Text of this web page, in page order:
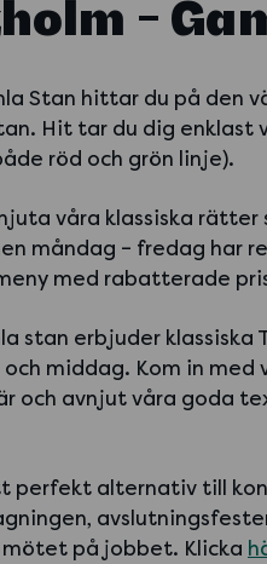
-
Stan hittar du på den
Hit tar du dig enklast
röd och grön linje).
våra klassiska rätter
måndag – fredag har
med rabatterade
stan erbjuder
middag. Kom in med
och avnjut våra goda
perfekt alternativ till
på jobbet. Klicka